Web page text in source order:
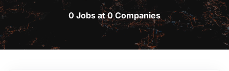
0 Jobs at 0 Companies